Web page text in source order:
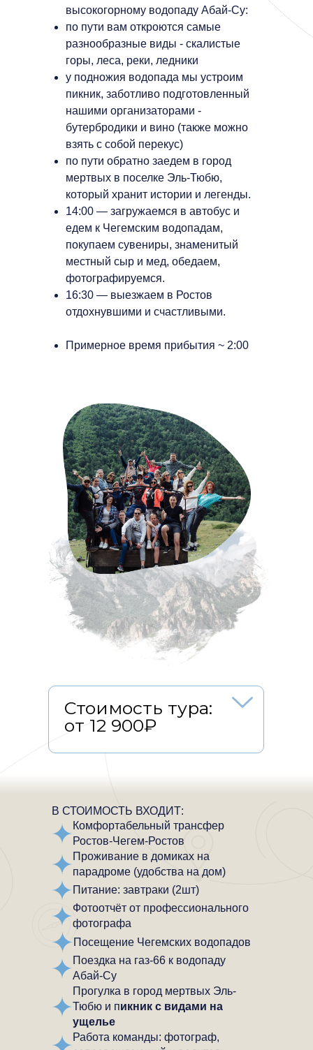
высокогорному водопаду Абай-Су:
по пути вам откроются самые
разнообразные виды - скалистые
горы, леса, реки, ледники
у подножия водопада мы устроим
пикник, заботливо подготовленный
нашими организаторами -
бутербродики и вино (также можно
взять с собой перекус)
по пути обратно заедем в город
мертвых в поселке Эль-Тюбю,
который хранит истории и легенды.
14:00 — загружаемся в автобус и
едем к Чегемским водопадам,
покупаем сувениры, знаменитый
местный сыр и мед, обедаем,
фотографируемся.
16:30 — выезжаем в Ростов
отдохнувшими и счастливыми.
Примерное время прибытия ~ 2:00
Стоимость тура:
от 12 900₽
16900 - 2х местное размещение
13900 - хостел
12900 - спальное место на
двуспальной кровати в хостеле
при бронировании на двоих
19-20 сентября
16900 - 2х местное размещение
14900 - мансарда
13900 - хостел
В СТОИМОСТЬ ВХОДИТ:
Комфортабельный трансфер
Ростов-Чегем-Ростов
Проживание в домиках на
парадроме (удобства на дом)
Питание: завтраки (2шт)
Фотоотчёт от профессионального
фотографа
Посещение Чегемских водопадов
Поездка на газ-66 к водопаду
Абай-Су
Прогулка в город мертвых Эль-
Тюбю и пикник с видами на
ущелье
Работа команды: фотограф,